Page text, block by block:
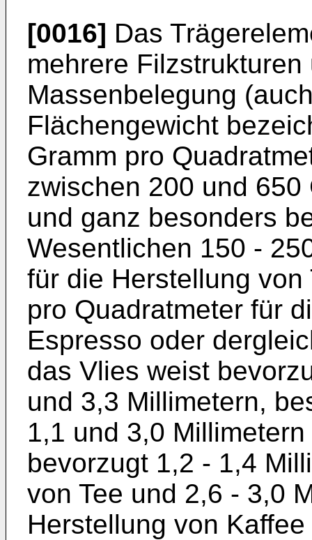
[0016] Das
mehrere
Massenbelegung
Flächengewicht
Gramm pro
zwischen 200 und
und ganz besonders
Wesentlichen 150 -
für die Herstellung
pro Quadratmeter für
Espresso oder
das Vlies weist
und 3,3 Millimetern,
1,1 und 3,0
bevorzugt 1,2 - 1,4
von Tee und 2,6 - 3,0
Herstellung von